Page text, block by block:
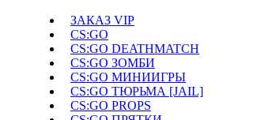
ЗАКАЗ VIP
CS:GO
CS:GO DEATHMATCH
CS:GO ЗОМБИ
CS:GO МИНИИГРЫ
CS:GO ТЮРЬМА [JAIL]
CS:GO PROPS